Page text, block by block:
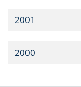
2001
2000